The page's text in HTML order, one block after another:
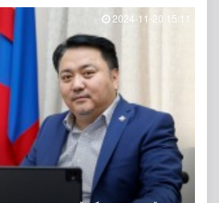
2024-11-20 15:11